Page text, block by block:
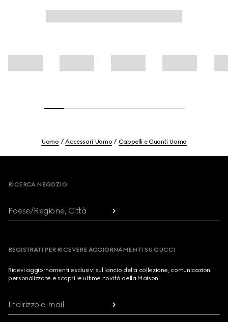
Uomo Accessori Uomo Cappelli e Guanti Uomo
RICERCA NEGOZIO
Paese/Regione, Città
REGISTRATI PER RICEVERE AGGIORNAMENTI SU GUCCI
Ricevi aggiornamenti esclusivi sul lancio della collezione, comunicazioni
personalizzate e scopri le ultime novità della Maison.
Indirizzo e-mail